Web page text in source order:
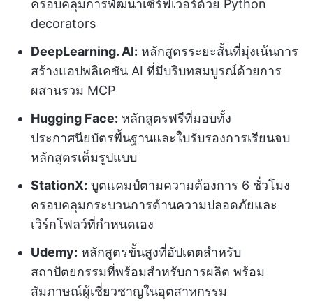
ครอบคลุมการพัฒนาเซิร์ฟเวอร์ด้วย Python
decorators
DeepLearning. AI: หลักสูตรระยะสั้นที่มุ่งเน้นการ
สร้างแอปพลิเคชัน AI ที่มีบริบทสมบูรณ์ด้วยการ
ผสานรวม MCP
Hugging Face: หลักสูตรฟรีที่มอบทั้ง
ประกาศนียบัตรพื้นฐานและใบรับรองการเรียนจบ
หลักสูตรเต็มรูปแบบ
StationX: บูตแคมป์ตามความต้องการ 6 ชั่วโมง
ครอบคลุมกระบวนการด้านความปลอดภัยและ
เวิร์กโฟลว์ที่กำหนดเอง
Udemy: หลักสูตรขั้นสูงที่อัปเดตสำหรับ
สถาปัตยกรรมที่พร้อมสำหรับการผลิต พร้อม
สัมภาษณ์ผู้เชี่ยวชาญในอุตสาหกรรม